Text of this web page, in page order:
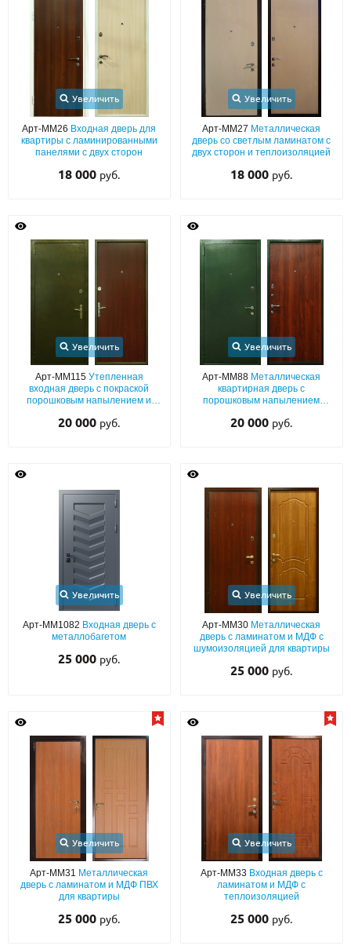
ПО НАЗНАЧЕНИЮ
ПО ОСОБЕННОСТЯМ
ПО КОНСТРУКЦИИ
Популярные двери
Двери со скидкой
ДВЕРИ С ТЕРМОРАЗРЫВОМ
ГАЛЕРЕЯ
УСТАНОВКА
О НАС
Москве и МО
ПН-СБ - с 9:00 до 21:00, ВС - до 19:00
+7 (495) 411-44-41
INFO@META-M.RU
ЗАПРОСИТЬ РАСЧЕТ
Каталог
Увеличить
Арт-ММ26 Входная дверь для
квартиры с ламинированными
панелями с двух сторон
18 000 руб.
Увеличить
Арт-ММ27 Металлическая
дверь со светлым ламинатом с
двух сторон и теплоизоляцией
18 000 руб.
Увеличить
Арт-ММ115 Утепленная
входная дверь с покраской
порошковым напылением и
20 000 руб.
Увеличить
Арт-ММ88 Металлическая
квартирная дверь с
порошковым напылением
20 000 руб.
Увеличить
Арт-ММ1082 Входная дверь с
металлобагетом
25 000 руб.
Увеличить
Арт-ММ30 Металлическая
дверь с ламинатом и МДФ с
шумоизоляцией для квартиры
25 000 руб.
Увеличить
Арт-ММ31 Металлическая
дверь с ламинатом и МДФ ПВХ
для квартиры
25 000 руб.
Увеличить
Арт-ММ33 Входная дверь с
ламинатом и МДФ с
теплоизоляцией
25 000 руб.